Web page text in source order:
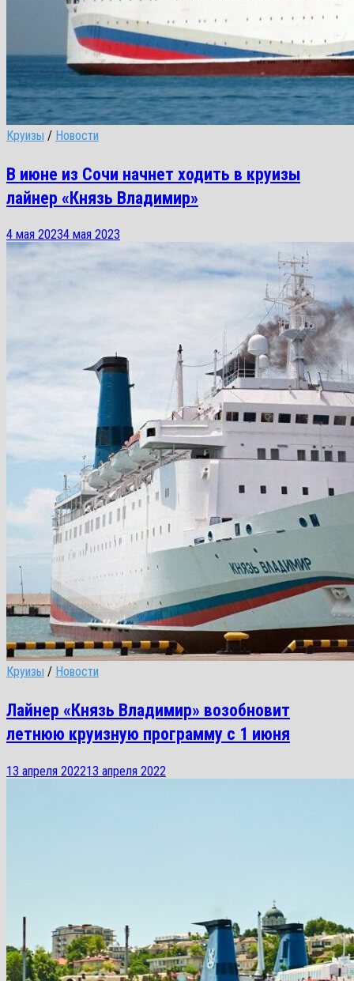
Круизы / Новости
В июне из Сочи начнет ходить в круизы
лайнер «Князь Владимир»
4 мая 20234 мая 2023
Круизы / Новости
Лайнер «Князь Владимир» возобновит
летнюю круизную программу с 1 июня
13 апреля 202213 апреля 2022